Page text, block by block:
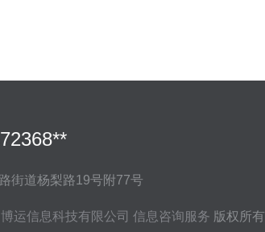
街道杨梨路19号附77号
运信息科技有限公司 信息咨询服务 版权所有